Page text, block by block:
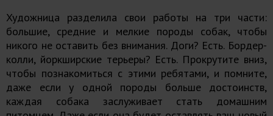
Художница разделила свои работы на три части:
большие, средние и мелкие породы собак, чтобы
никого не оставить без внимания. Доги? Есть. Бордер-
колли, йоркширские терьеры? Есть. Прокрутите вниз,
чтобы познакомиться с этими ребятами, и помните,
даже если у одной породы больше достоинств,
каждая собака заслуживает стать домашним